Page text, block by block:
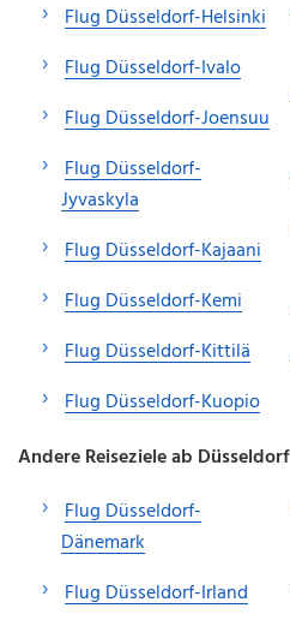
Flug Düsseldorf-Helsinki
Flug Düsseldorf-Ivalo
Flug Düsseldorf-Joensuu
Flug Düsseldorf-
Jyvaskyla
Flug Düsseldorf-Kajaani
Flug Düsseldorf-Kemi
Flug Düsseldorf-Kittilä
Flug Düsseldorf-Kuopio
Andere Reiseziele ab Düsseldorf
Flug Düsseldorf-
Dänemark
Flug Düsseldorf-Irland